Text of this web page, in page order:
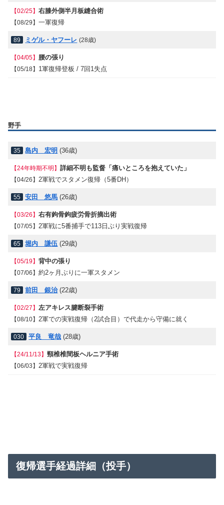
【02/25】右膝外側半月板縫合術
【08/29】一軍復帰
89 ミゲル・ヤフーレ (28歳)
【04/05】 腰の張り
【05/18】 1軍復帰登板 / 7回1失点
野手
35 島内 宏明 (36歳)
【24年時期不明】詳細不明も監督「痛いところを抱えていた」
【04/26】2軍戦でスタメン復帰（5番DH）
55 安田 悠馬 (26歳)
【03/26】右有鉤骨鉤疲労骨折摘出術
【07/05】2軍戦に5番捕手で113日ぶり実戦復帰
65 堀内 謙伍 (29歳)
【05/19】背中の張り
【07/06】約2ヶ月ぶりに一軍スタメン
79 前田 銀治 (22歳)
【02/27】左アキレス腱断裂手術
【08/10】2軍での実戦復帰（2試合目）で代走から守備に就く
030 平良 竜哉 (28歳)
【24/11/13】頸椎椎間板ヘルニア手術
【06/03】2軍戦で実戦復帰
復帰選手経過詳細（投手）